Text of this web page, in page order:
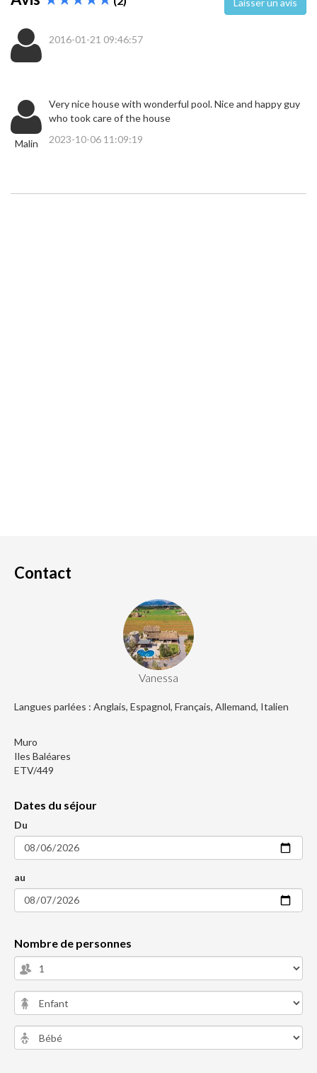
Laisser un avis
2016-01-21 09:46:57
Malin
Very nice house with wonderful pool. Nice and happy guy
who took care of the house
2023-10-06 11:09:19
Contact
Vanessa
Langues parlées : Anglais, Espagnol, Français, Allemand, Italien
Muro
Iles Baléares
ETV/449
Dates du séjour
Du
au
Nombre de personnes